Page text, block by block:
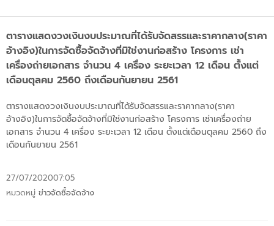
ตารางแสดงวงเงินงบประมาณที่ได้รับจัดสรรและราคากลาง(ราคา
อ้างอิง)ในการจัดซื้อจัดจ้างที่มิใช่งานก่อสร้าง โครงการ เช่า
เครื่องถ่ายเอกสาร จำนวน 4 เครื่อง ระยะเวลา 12 เดือน ตั้งแต่
เดือนตุลคม 2560 ถึงเดือนกันยายน 2561
ตารางแสดงวงเงินงบประมาณที่ได้รับจัดสรรและราคากลาง(ราคา
อ้างอิง)ในการจัดซื้อจัดจ้างที่มิใช่งานก่อสร้าง โครงการ เช่าเครื่องถ่าย
เอกสาร จำนวน 4 เครื่อง ระยะเวลา 12 เดือน ตั้งแต่เดือนตุลคม 2560 ถึง
เดือนกันยายน 2561
27/07/202007:05
หมวดหมู่ ข่าวจัดซื้อจัดจ้าง